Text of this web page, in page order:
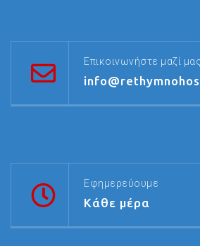
Επικοινωνήστε μαζί
Εφημερεύουμε
Κάθε μέρα